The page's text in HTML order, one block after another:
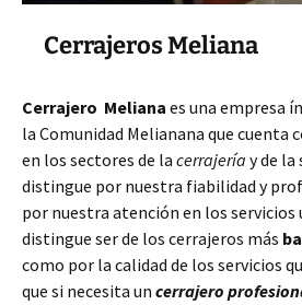
Cerrajeros Meliana
Cerrajero Meliana es una empresa
la Comunidad Melianana que cuenta
en los sectores de la cerrajería y de la
distingue por nuestra fiabilidad y
por nuestra atención en los servicios
distingue ser de los cerrajeros más
como por la calidad de los servicios
que si necesita un cerrajero